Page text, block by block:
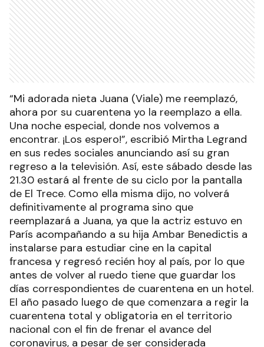
“Mi adorada nieta Juana (Viale) me reemplazó,
ahora por su cuarentena yo la reemplazo a ella.
Una noche especial, donde nos volvemos a
encontrar. ¡Los espero!”, escribió Mirtha Legrand
en sus redes sociales anunciando así su gran
regreso a la televisión. Así, este sábado desde las
21.30 estará al frente de su ciclo por la pantalla
de El Trece. Como ella misma dijo, no volverá
definitivamente al programa sino que
reemplazará a Juana, ya que la actriz estuvo en
París acompañando a su hija Ambar Benedictis a
instalarse para estudiar cine en la capital
francesa y regresó recién hoy al país, por lo que
antes de volver al ruedo tiene que guardar los
días correspondientes de cuarentena en un hotel.
El año pasado luego de que comenzara a regir la
cuarentena total y obligatoria en el territorio
nacional con el fin de frenar el avance del
coronavirus, a pesar de ser considerada